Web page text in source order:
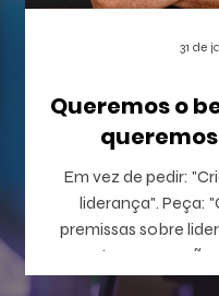
Queremos o
Em vez de pedir:
liderança". Peça: "Critique minhas
premissas sobre
perguntas que eu
31 de